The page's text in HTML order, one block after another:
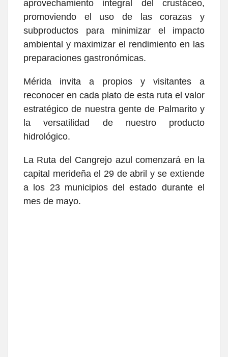
aprovechamiento integral del crustáceo,
promoviendo el uso de las corazas y
subproductos para minimizar el impacto
ambiental y maximizar el rendimiento en las
preparaciones gastronómicas.
Mérida invita a propios y visitantes a
reconocer en cada plato de esta ruta el valor
estratégico de nuestra gente de Palmarito y
la versatilidad de nuestro producto
hidrológico.
La Ruta del Cangrejo azul comenzará en la
capital merideña el 29 de abril y se extiende
a los 23 municipios del estado durante el
mes de mayo.